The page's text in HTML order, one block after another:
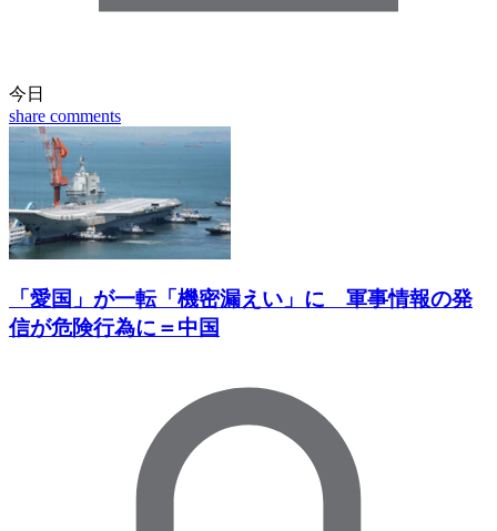
今日
share comments
「愛国」が一転「機密漏えい」に 軍事情報の発
信が危険行為に＝中国